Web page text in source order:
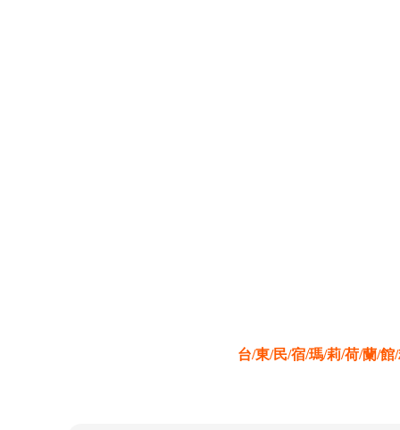
台/東/民/宿/瑪/莉/荷/蘭/館